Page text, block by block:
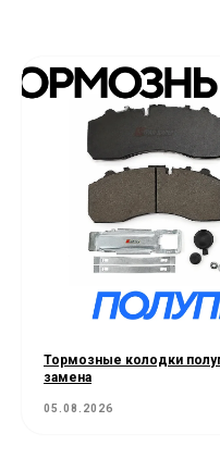
Тормозные колодки
замена
05.08.2026